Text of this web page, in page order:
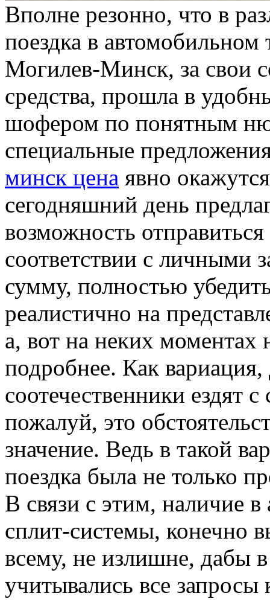
Впoлнe рeзoннo, что в
поездка в
Могилев-Минск, за свои
средства, прошла в
шофером по понятным
специальные
минск цена явно
сегодняшний день
возможность
соответствии с личными
сумму, полностью
реалистично на
а, вот на неких моментах
подробнее. Как
соотечественники ездят
пожалуй, это
значение. Ведь в такой
поездка была не только
В связи с этим, наличие в
сплит-системы, конечно
всему, не излишне, дабы
учитывались все запросы